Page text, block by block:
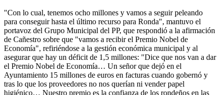
"Con lo cual, tenemos ocho millones y vamos a seguir peleando
para conseguir hasta el último recurso para Ronda", mantuvo el
portavoz del Grupo Municipal del PP, que respondió a la afirmación
de Cañestro sobre que "vamos a recibir el Premio Nobel de
Economía", refiriéndose a la gestión económica municipal y al
asegurar que hay un déficit de 1,5 millones: "Dice que nos van a dar
el Premio Nobel de Economía… Un señor que dejó en el
Ayuntamiento 15 millones de euros en facturas cuando gobernó y
tras lo que los proveedores no nos querían ni vender papel
higiénico… Nuestro premio es la confianza de los rondeños en las